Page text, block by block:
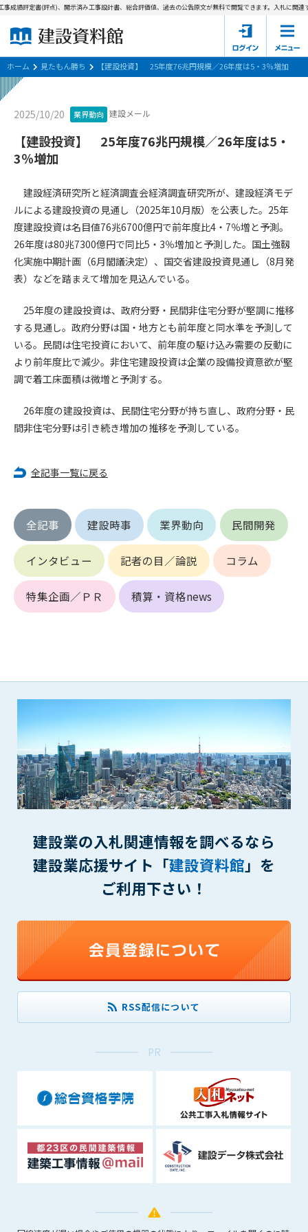
建設資料館とは
会員登録について
サポーター会員一覧
お問い合わせ
会員規約
績評定書(評点)、開示済み工事設計書、総合評価値、過去の公告原文が無料で閲覧できます。入札に関連す
ホーム 見たもん勝ち 【建設投資】 25年度76兆円規模／26年度は5・3％増加
2025/10/20 業界動向 建設メール
【建設投資】 25年度76兆円規模／26年度は5・
3％増加
建設経済研究所と経済調査会経済調査研究所が、建設経済モデ
ルによる建設投資の見通し（2025年10月版）を公表した。25年
度建設投資は名目値76兆6700億円で前年度比4・7％増と予測。
26年度は80兆7300億円で同比5・3％増加と予測した。国土強靱
化実施中期計画（6月閣議決定）、国交省建設投資見通し（8月発
表）などを踏まえて増加を見込んでいる。
25年度の建設投資は、政府分野・民間非住宅分野が堅調に推移
する見通し。政府分野は国・地方とも前年度と同水準を予測して
いる。民間は住宅投資において、前年度の駆け込み需要の反動に
より前年度比で減少。非住宅建設投資は企業の設備投資意欲が堅
調で着工床面積は微増と予測する。
26年度の建設投資は、民間住宅分野が持ち直し、政府分野・民
間非住宅分野は引き続き増加の推移を予測している。
全記事一覧に戻る
全記事 建設時事 業界動向 民間開発
インタビュー 記者の目／論説 コラム
特集企画／ＰＲ 積算・資格news
建設業の入札関連情報を調べるなら
建設業応援サイト「建設資料館」を
ご利用下さい！
RSS配信について
PR
パスワードの再発行
第1条（規約の目的）
会員サービスの利用条件等について定めるものです。
2. 管理者が建設資料館WEB上で随時掲載するルールは本規約の
一部を構成するものとします。
第2条（規約の変更）
本規約は、会員の了承を得ることなく、随時変更されることが
ちに全ての会員が了承したものとみなします。
第4条（会員審査および資格の取り消し）
会員とは、本規約を承諾の上、所定の会員申込手続きを完了
後、管理者がこれを承認した者をいいます。
1. 管理者は前条により審査の結果、会員申込みをした者が以下
の何れかの項目に該当することがわかった場合、その者の会
(2) 本規約に違反した場合/li>
(4) 会員申込者が管理者所定の手続き通りに会員申込手続き処
理を行わなかった場合
(5) その他管理者が会員とすることを不適当と判断した場合
2. 管理者は承認後であっても承認した会員が前項の何れかに該
当することが判明した場合、会員資格を取り消すことがあり
その他形態を問わず、第三者に利用させることはできませ
ん。
3. 会員は、IDおよびパスワードの管理不十分、使用上の過誤、
第三者（他の会員を含む）の使用等による損害について責任
を負うものとし、管理者は一切責任を負いません。
第6条（会員の禁止事項）
1. 会員は建設資料館WEB上で以下の行為をしないものとしま
す。
る行為
(2) 第三者または管理者の財産、プライバシー等を侵害する行
為
(3) 第三者または管理者を誹謗中傷する行為
(4) 有害なコンピュータプログラム等を送信又は書き込む行為
(6) 管理者が承認していない営利を目的とした行為
(7) 公序良俗に反する行為
(8) 犯罪的行為に結びつく行為
(9) その他、法律に反する行為
(10) 建設資料館から知り得た情報及びダウンロードした情報
を、営利を目的として第三者に転売し、または転売のため
に第三者に提供すること
第7条（登録内容の削除）
管理者は、会員が登録した内容が以下に該当する、またはその
恐れのあるものは、会員の承諾なく削除できるものとします。
(1) 登録されている情報が、第6条の定める禁止事項に該当する
(3) 広告掲載料金の支払が遅延した場合
(4) その他、管理者が不適当と判断した場合
管理者は、会員の承諾なく、本サービス内容の変更(新規追加、
廃止を含み)し、本サービスの運営を中止または廃止することが